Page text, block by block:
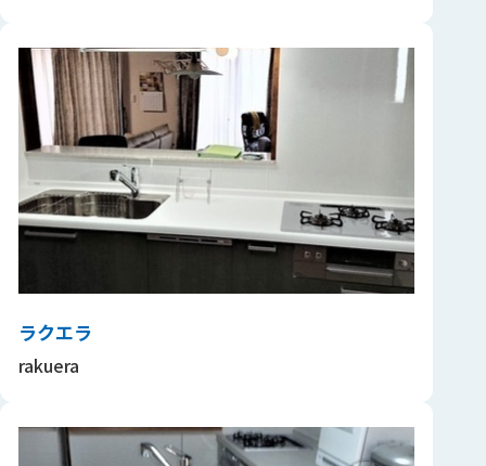
ラクエラ
rakuera